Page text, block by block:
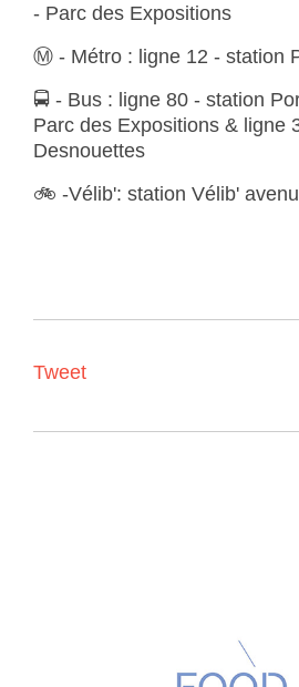
- Parc des Expositions
Ⓜ️ - Métro : ligne 12 - station
🚍 - Bus : ligne 80 - station
Parc des Expositions & ligne
Desnouettes
🚲 -Vélib': station Vélib'
Tweet